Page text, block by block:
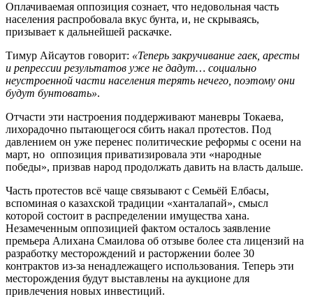
Оплачиваемая оппозиция сознает, что недовольная часть
населения распробовала вкус бунта, и, не скрываясь,
призывает к дальнейшей раскачке.
Тимур Айсаутов говорит: «Теперь закручивание гаек, аресты
и репрессии результатов уже не дадут… социально
неустроенной части населения терять нечего, поэтому они
будут бунтовать».
Отчасти эти настроения поддерживают маневры Токаева,
лихорадочно пытающегося сбить накал протестов. Под
давлением он уже перенес политические реформы с осени на
март, но оппозиция приватизировала эти «народные
победы», призвав народ продолжать давить на власть дальше.
Часть протестов всё чаще связывают с Семьёй Елбасы,
вспоминая о казахской традиции «ханталапай», смысл
которой состоит в распределении имущества хана.
Незамеченным оппозицией фактом осталось заявление
премьера Алихана Смаилова об отзыве более ста лицензий на
разработку месторождений и расторжении более 30
контрактов из-за ненадлежащего использования. Теперь эти
месторождения будут выставлены на аукционе для
привлечения новых инвестиций.